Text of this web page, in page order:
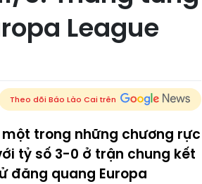
League
Theo dõi Báo Lào Cai trên
trong những chương rực
tỷ số 3-0 ở trận chung kết
đăng quang Europa